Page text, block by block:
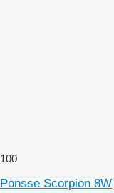
100
Ponsse Scorpion 8W